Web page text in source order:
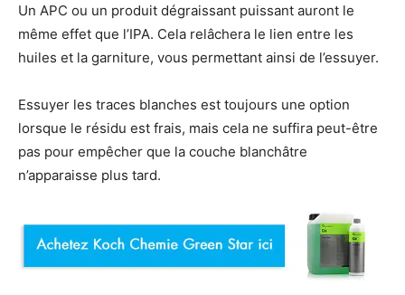
Un APC ou un produit dégraissant puissant auront le
même effet que l’IPA. Cela relâchera le lien entre les
huiles et la garniture, vous permettant ainsi de l’essuyer.
Essuyer les traces blanches est toujours une option
lorsque le résidu est frais, mais cela ne suffira peut-être
pas pour empêcher que la couche blanchâtre
n’apparaisse plus tard.